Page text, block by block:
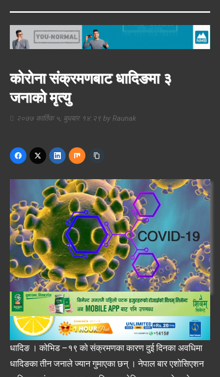
कोरोना संक्रमणबाट धादिङमा ३
जनाको मृत्यु
२०७७ कार्तिक ५, बुधबार १४:२९ by Raunak
धादिङ । कोभिड –१९ को संक्रमणका कारण दुई दिनका अवधिमा
धादिङका तीन जनाले ज्यान गुमाएका छन् । नेपाल बार एशोसिएशन